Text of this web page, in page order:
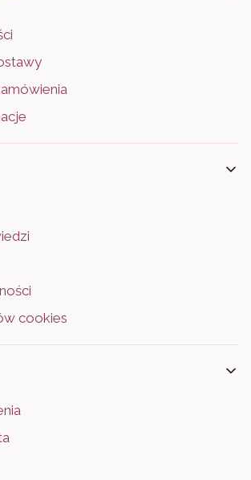
cookies